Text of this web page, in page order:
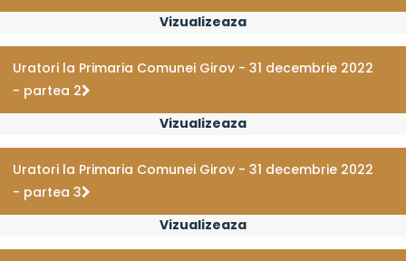
Vizualizeaza
Uratori la Primaria Comunei Girov - 31 decembrie 2022
- partea 2
Vizualizeaza
Uratori la Primaria Comunei Girov - 31 decembrie 2022
- partea 3
Vizualizeaza